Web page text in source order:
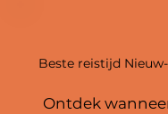
Beste reistijd
Ontdek